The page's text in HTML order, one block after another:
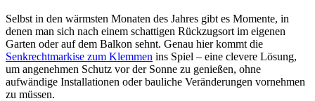
Selbst in den wärmsten Monaten des Jahres gibt es Momente, in
denen man sich nach einem schattigen Rückzugsort im eigenen
Garten oder auf dem Balkon sehnt. Genau hier kommt die
Senkrechtmarkise zum Klemmen ins Spiel – eine clevere Lösung,
um angenehmen Schutz vor der Sonne zu genießen, ohne
aufwändige Installationen oder bauliche Veränderungen vornehmen
zu müssen.